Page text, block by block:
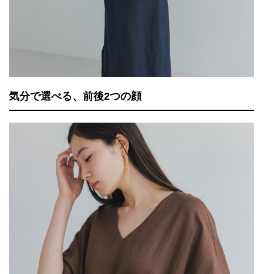
気分で選べる、前後2つの顔